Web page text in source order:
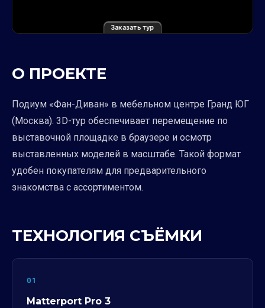
Заказать тур
О ПРОЕКТЕ
Подиум «Фан-Диван» в мебельном центре Гранд ЮГ
(Москва). 3D-тур обеспечивает перемещение по
выставочной площадке в браузере и осмотр
выставленных моделей в масштабе. Такой формат
удобен покупателям для предварительного
знакомства с ассортиментом.
ТЕХНОЛОГИЯ СЪЁМКИ
01
Matterport Pro 3